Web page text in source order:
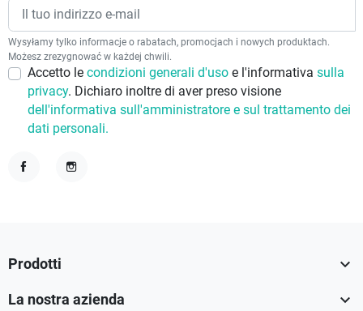
Wysyłamy tylko informacje o rabatach, promocjach i nowych produktach.
Możesz zrezygnować w każdej chwili.
Accetto le condizioni generali d'uso e l'informativa sulla
privacy. Dichiaro inoltre di aver preso visione
dell'informativa sull'amministratore e sul trattamento dei
dati personali.
Prodotti 
La nostra azienda 